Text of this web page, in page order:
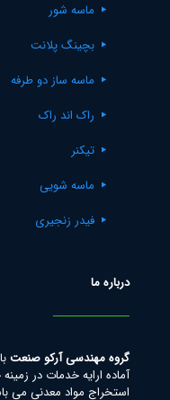
ماسه شور
بچینگ پلانت
ماسه ساز دو طرفه
راک اند راک
تیکنر
ماسه شویی
فیدر زنجیری
درباره ما
گروه مهندسی آرکو صنعت
آماده ارایه خدمات در
استخراج مواد معدنی می